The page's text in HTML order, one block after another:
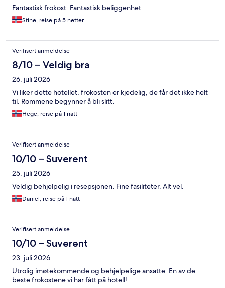
Fantastisk frokost. Fantastisk beliggenhet.
Stine, reise på 5 netter
Verifisert anmeldelse
8/10 – Veldig bra
26. juli 2026
Vi liker dette hotellet, frokosten er kjedelig, de får det ikke helt
til. Rommene begynner å bli slitt.
Hege, reise på 1 natt
Verifisert anmeldelse
10/10 – Suverent
25. juli 2026
Veldig behjelpelig i resepsjonen. Fine fasiliteter. Alt vel.
Daniel, reise på 1 natt
Verifisert anmeldelse
10/10 – Suverent
23. juli 2026
Utrolig imøtekommende og behjelpelige ansatte. En av de
beste frokostene vi har fått på hotell!